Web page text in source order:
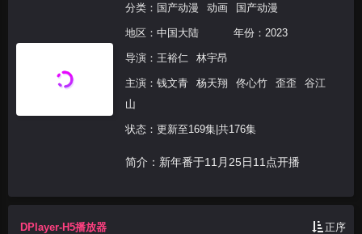
分类： 国产动漫 动画 国产动漫
地区： 中国大陆 年份： 2023
导演： 王裕仁 林宇昂
主演： 钱文青 杨天翔 佟心竹 歪歪
谷江
山
状态：更新至169集|共176集
简介：新年番于11月25日11点开播
DPlayer-H5播放器 正序